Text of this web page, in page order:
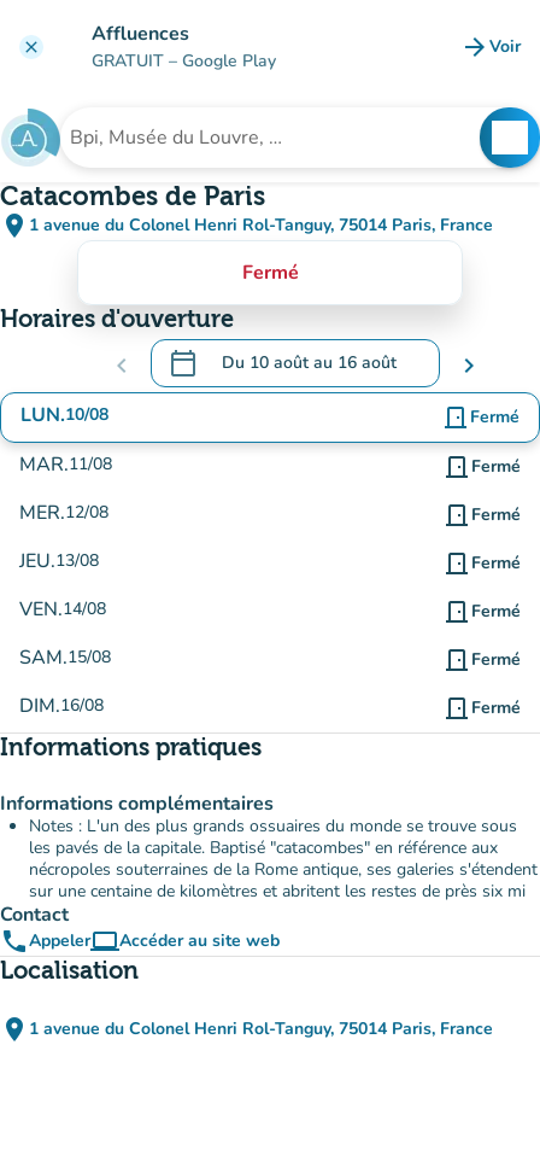
clear Affluences
GRATUIT – Google Play arrow_forward Voir
Rechercher un établissement
Catacombes de Paris
place 1 avenue du Colonel Henri Rol-Tanguy, 75014 Paris, France
(ouvrir dans Google Maps)
(nouvel onglet)
Fermé
Horaires d'ouverture
chevron_left calendar_today Du 10 aoûtau 16 août
.Ouvrir le calendrier pour changer de
chevron_right
LUN.10/08 door_front Fermé
MAR.11/08 door_front Fermé
MER.12/08 door_front Fermé
JEU.13/08 door_front Fermé
VEN.14/08 door_front Fermé
SAM.15/08 door_front Fermé
DIM.16/08 door_front Fermé
Informations pratiques
Informations complémentaires
Notes : L'un des plus grands ossuaires du monde se trouve sous
les pavés de la capitale. Baptisé "catacombes" en référence aux
nécropoles souterraines de la Rome antique, ses galeries s'étendent
sur une centaine de kilomètres et abritent les restes de près six mi
Contact
phoneAppelercomputerAccéder au site web
(nouvel onglet)
Localisation
place 1 avenue du Colonel Henri Rol-Tanguy, 75014 Paris, France
(ouvrir dans Google Maps)
(nouvel onglet)